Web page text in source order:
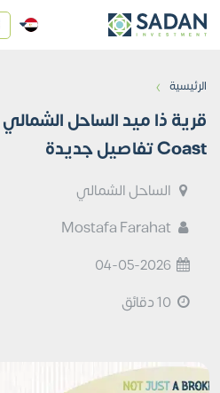
الرئيسية ›
Coast تفاصيل جديدة
الساحل الشمالي
Mostafa Farahat
04-05-2026